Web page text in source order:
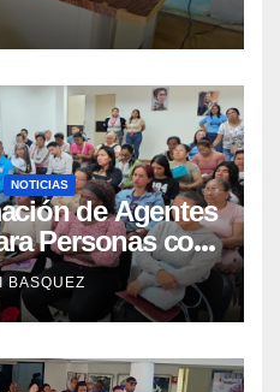
NOTICIAS
de Agentes
Personas con
el Centro de
Arvelo
BASQUEZ